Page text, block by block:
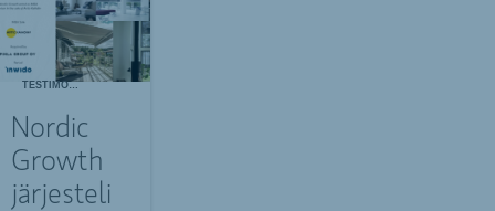
TESTIMONIALS
Nordic
Growth
järjesteli